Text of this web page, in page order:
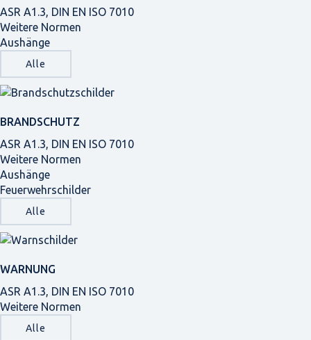
ASR A1.3, DIN EN ISO 7010
Weitere Normen
Aushänge
Alle
BRANDSCHUTZ
ASR A1.3, DIN EN ISO 7010
Weitere Normen
Aushänge
Feuerwehrschilder
Alle
WARNUNG
ASR A1.3, DIN EN ISO 7010
Weitere Normen
Alle